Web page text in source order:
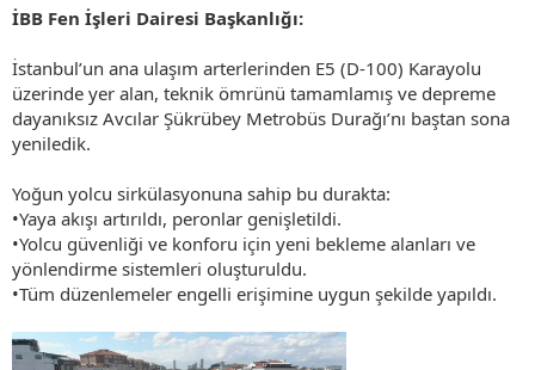
İBB Fen İşleri Dairesi Başkanlığı:
İstanbul’un ana ulaşım arterlerinden E5 (D-100) Karayolu
üzerinde yer alan, teknik ömrünü tamamlamış ve depreme
dayanıksız Avcılar Şükrübey Metrobüs Durağı’nı baştan sona
yeniledik.
Yoğun yolcu sirkülasyonuna sahip bu durakta:
•Yaya akışı artırıldı, peronlar genişletildi.
•Yolcu güvenliği ve konforu için yeni bekleme alanları ve
yönlendirme sistemleri oluşturuldu.
•Tüm düzenlemeler engelli erişimine uygun şekilde yapıldı.